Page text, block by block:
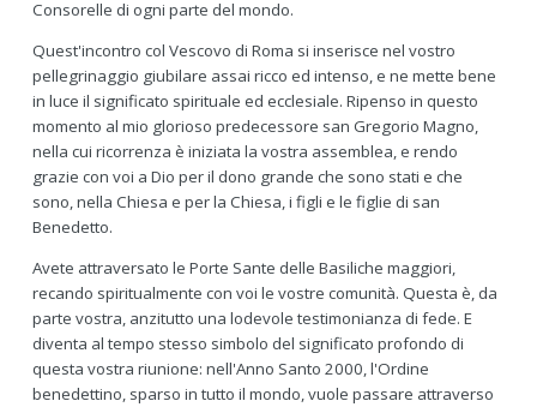
Consorelle di ogni parte del mondo.
Quest'incontro col Vescovo di Roma si inserisce nel vostro
pellegrinaggio giubilare assai ricco ed intenso, e ne mette bene
in luce il significato spirituale ed ecclesiale. Ripenso in questo
momento al mio glorioso predecessore san Gregorio Magno,
nella cui ricorrenza è iniziata la vostra assemblea, e rendo
grazie con voi a Dio per il dono grande che sono stati e che
sono, nella Chiesa e per la Chiesa, i figli e le figlie di san
Benedetto.
Avete attraversato le Porte Sante delle Basiliche maggiori,
recando spiritualmente con voi le vostre comunità. Questa è, da
parte vostra, anzitutto una lodevole testimonianza di fede. E
diventa al tempo stesso simbolo del significato profondo di
questa vostra riunione: nell'Anno Santo 2000, l'Ordine
benedettino, sparso in tutto il mondo, vuole passare attraverso